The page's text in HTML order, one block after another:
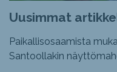
Uusimmat
Paikallisosaamista
Santoollakin